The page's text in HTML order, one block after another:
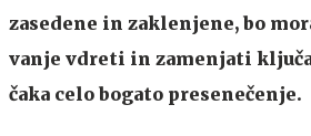
zasedene in zaklenjene, bo
vanje vdreti in zamenjati
čaka celo bogato presenečenje.